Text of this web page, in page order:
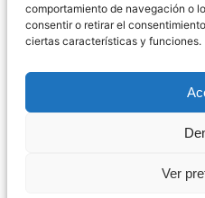
comportamiento de navegación o
consentir o retirar el
ciertas características y funciones.
Ver
Declaración de
Página